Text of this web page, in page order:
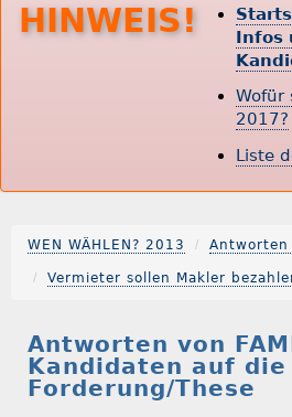
HINWEIS!
Infos
Wofür
2017?
Liste
WEN WÄHLEN? 2013 Antworten
Vermieter sollen Makler
Antworten von
Kandidaten auf die
Forderung/These